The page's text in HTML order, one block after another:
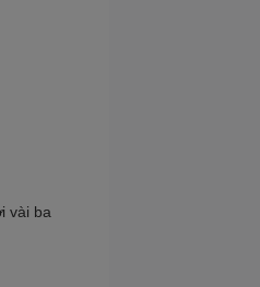
vài ba